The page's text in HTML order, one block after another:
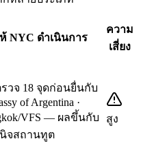
NYC ดำเนินการ
ความ
เสี่ยง
วจ 18 จุดก่อนยื่นกับ
of Argentina ·
VFS — ผลขึ้นกับ
จสถานทูต
สูง